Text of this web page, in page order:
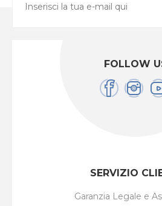
FOLLOW
SERVIZIO
Garanzia Legale e